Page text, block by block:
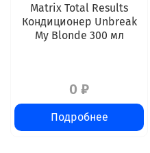
Matrix Total Results
Кондиционер Unbreak
My Blonde 300 мл
0 ₽
Подробнее